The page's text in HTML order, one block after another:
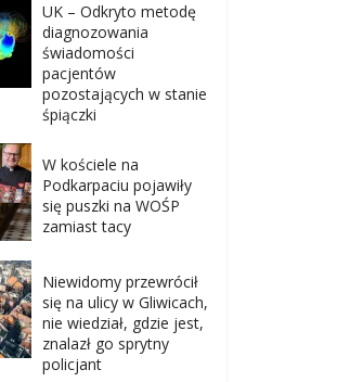
UK – Odkryto metodę
diagnozowania
świadomości
pacjentów
pozostających w stanie
śpiączki
W kościele na
Podkarpaciu pojawiły
się puszki na WOŚP
zamiast tacy
Niewidomy przewrócił
się na ulicy w Gliwicach,
nie wiedział, gdzie jest,
znalazł go sprytny
policjant